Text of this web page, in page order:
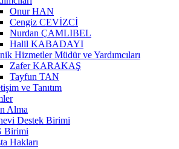
Onur HAN
Cengiz CEVİZCİ
Nurdan ÇAMLIBEL
Halil KABADAYI
Hizmetler Müdür ve Yardımcıları
Zafer KARAKAŞ
Tayfun TAN
ve Tanıtım
Alma
Destek Birimi
Birimi
Hakları